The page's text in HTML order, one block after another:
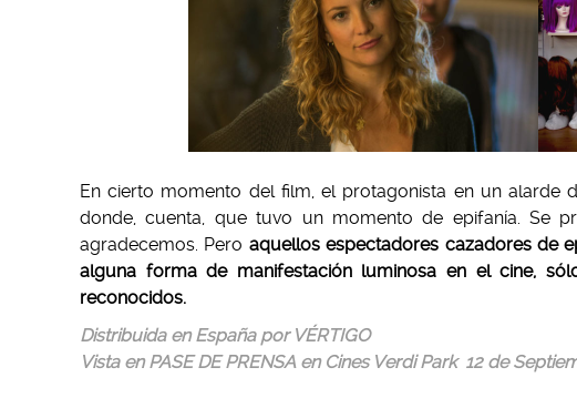
En cierto momento del film, el protagonista en un alarde
donde, cuenta, que tuvo un momento de epifanía. Se
agradecemos. Pero aquellos espectadores cazadores de
alguna forma de manifestación luminosa en el cine,
reconocidos.
Distribuida en España por VÉRTIGO
Vista en PASE DE PRENSA en Cines Verdi Park 12 de